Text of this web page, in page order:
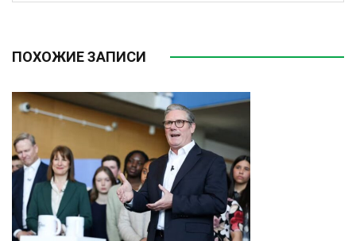
ПОХОЖИЕ ЗАПИСИ